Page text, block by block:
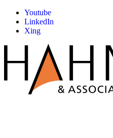
Youtube
LinkedIn
Xing